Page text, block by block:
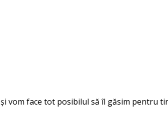
și vom face tot posibilul să îl găsim pentru